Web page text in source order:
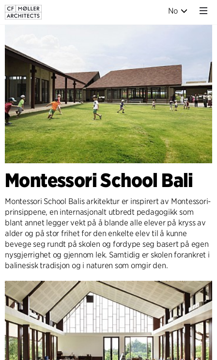
No
Montessori School Bali
Montessori School Balis arkitektur er inspirert av Montessori-
prinsippene, en internasjonalt utbredt pedagogikk som
blant annet legger vekt på å blande alle elever på kryss av
alder og på stor frihet for den enkelte elev til å kunne
bevege seg rundt på skolen og fordype seg basert på egen
nysgjerrighet og gjennom lek. Samtidig er skolen forankret i
balinesisk tradisjon og i naturen som omgir den.